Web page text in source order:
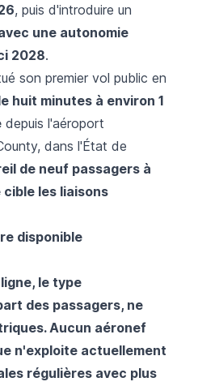
, puis d'introduire un
une autonomie
2028.
son premier vol public en
huit minutes à environ 1
depuis l'aéroport
dans l'État de
de neuf passagers à
les liaisons
disponible
le type
des passagers, ne
Aucun aéronef
n'exploite actuellement
régulières avec plus